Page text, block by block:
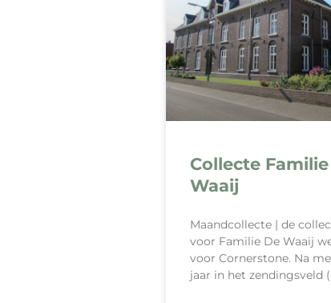
Collecte
Waaij
Maandcollecte | de
voor Familie De Waaij
voor Cornerstone. Na
jaar in het zendingsveld